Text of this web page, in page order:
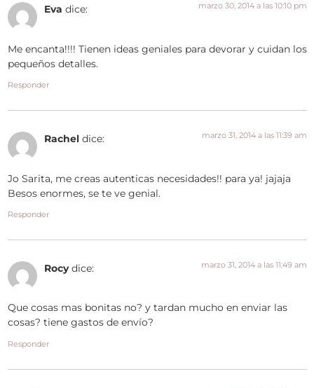
Eva dice: marzo 30, 2014 a las 10:10 pm
Me encanta!!!! Tienen ideas geniales para devorar y cuidan los
pequeños detalles.
Responder
Rachel dice: marzo 31, 2014 a las 11:39 am
Jo Sarita, me creas autenticas necesidades!! para ya! jajaja
Besos enormes, se te ve genial.
Responder
Rocy dice: marzo 31, 2014 a las 11:49 am
Que cosas mas bonitas no? y tardan mucho en enviar las
cosas? tiene gastos de envío?
Responder